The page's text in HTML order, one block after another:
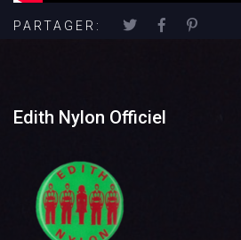
PARTAGER:
Edith Nylon Officiel